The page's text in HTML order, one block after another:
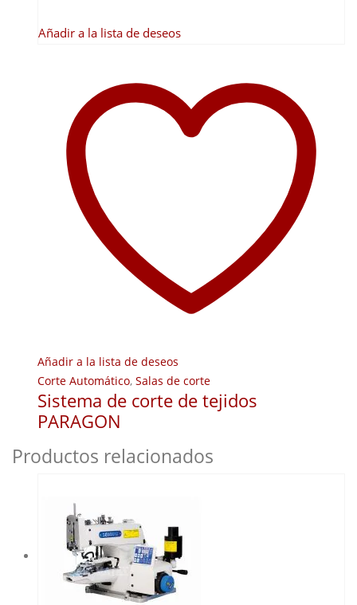
Añadir a la lista de deseos
Añadir a la lista de deseos
Corte Automático, Salas de corte
Sistema de corte de tejidos
PARAGON
Productos relacionados